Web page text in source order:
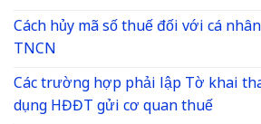
Cách hủy mã số thuế đối với cá
TNCN
Các trường hợp phải lập Tờ khai
dụng HĐĐT gửi cơ quan thuế